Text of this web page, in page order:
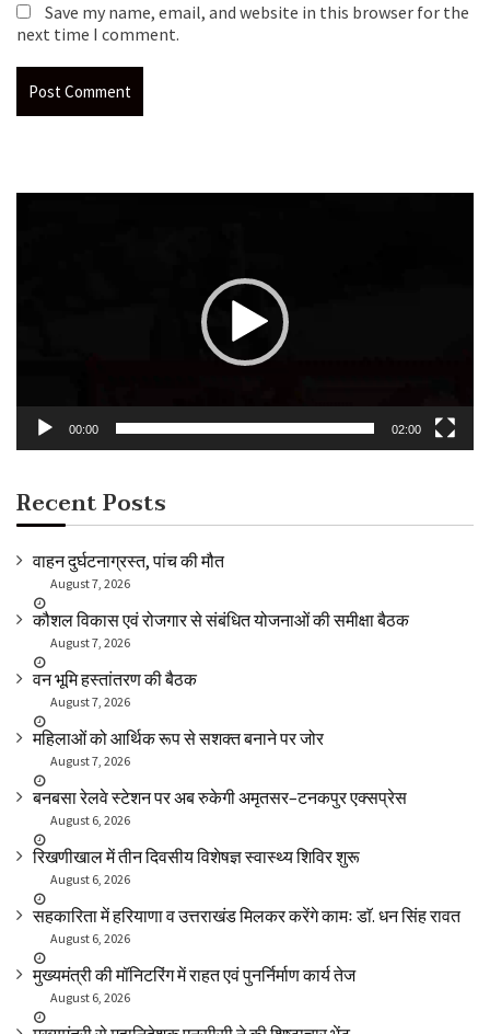
Save my name, email, and website in this browser for the
next time I comment.
00:00 02:00
Recent Posts
वाहन दुर्घटनाग्रस्त, पांच की मौत
August 7, 2026
कौशल विकास एवं रोजगार से संबंधित योजनाओं की समीक्षा बैठक
August 7, 2026
वन भूमि हस्तांतरण की बैठक
August 7, 2026
महिलाओं को आर्थिक रूप से सशक्त बनाने पर जोर
August 7, 2026
बनबसा रेलवे स्टेशन पर अब रुकेगी अमृतसर–टनकपुर एक्सप्रेस
August 6, 2026
रिखणीखाल में तीन दिवसीय विशेषज्ञ स्वास्थ्य शिविर शुरू
August 6, 2026
सहकारिता में हरियाणा व उत्तराखंड मिलकर करेंगे कामः डाॅ. धन सिंह रावत
August 6, 2026
मुख्यमंत्री की मॉनिटरिंग में राहत एवं पुनर्निर्माण कार्य तेज
August 6, 2026